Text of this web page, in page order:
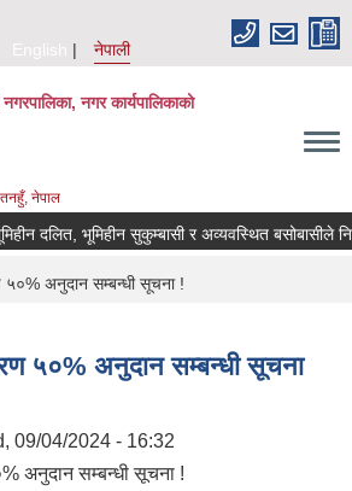
English
नेपाली
नगर कार्यपालिकाको
नेपाल
दलित, भूमिहीन सुकुम्बासी र अव्यवस्थित बसोबासीले
अनुदान सम्बन्धी सूचना !
५०% अनुदान सम्बन्धी सूचना
09/04/2024 - 16:32
अनुदान सम्बन्धी सूचना !